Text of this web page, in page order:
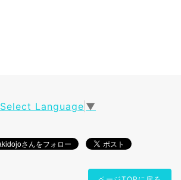
Select Language ▼